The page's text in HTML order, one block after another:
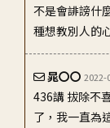
不是會誹謗什
種想教別人的
晁〇〇 2022-
436講 拔除不
了，我一直為